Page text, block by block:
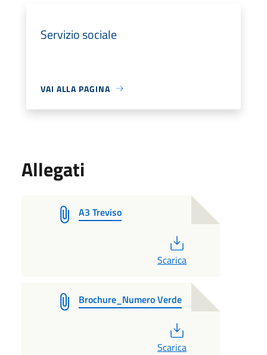
Servizio sociale
VAI ALLA PAGINA
Allegati
A3 Treviso
Scarica
Brochure_Numero Verde
Scarica